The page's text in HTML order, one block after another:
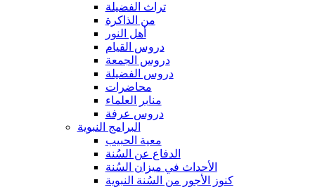
تراث الفضيلة
من الذاكرة
أهل النور
دروس القيام
دروس الجمعة
دروس الفضيلة
محاضرات
منابر العلماء
دروس عرفة
البرامج النبوية
معية الحبيب
الدفاع عن السُنة
الأحداث في ميزان السُنة
كنوز الأجور من السُنة النبوية